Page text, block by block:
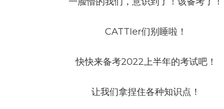
CATTIer们别睡啦！
快快来备考2022上半年的考试吧！
让我们拿捏住各种知识点！